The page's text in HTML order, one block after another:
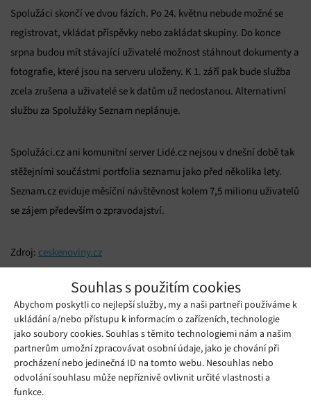
Souhlas s použitím cookies
Abychom poskytli co nejlepší služby, my a naši partneři používáme k
ukládání a/nebo přístupu k informacím o zařízeních, technologie
jako soubory cookies. Souhlas s těmito technologiemi nám a našim
partnerům umožní zpracovávat osobní údaje, jako je chování při
procházení nebo jedinečná ID na tomto webu. Nesouhlas nebo
odvolání souhlasu může nepříznivě ovlivnit určité vlastnosti a
funkce.
Spolužáci skončí ve dvou fázích. Po 24. květnu nebude možné se
registrovat, vkládat příspěvky nebo zakládat skupiny. Do konce
srpna budou mít stávající uživatelé možnost stáhnout dokumenty a
fotografie, které jsou na serveru uloženy. K 1. září pak bude služba
zcela zrušena a uživatelé se k datům už nedostanou. Alternativní
službu za Spolužáky Seznam neplánuje.
Spolužáci.cz ani komunitní server Lidé.cz nejsou v dnešní době tak
stěžejními součástmi portfolia seznamu jako před několika lety.
Seznam.cz eviduje měsíční návštěvnost kolem 7,5 milionu uživatelů
se zájem především o zpravodajství.
Zdroj: ceskenoviny.cz
Mohlo by se vám líbit